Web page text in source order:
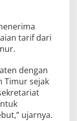
tarif dari
dengan
Timur sejak
ujarnya.